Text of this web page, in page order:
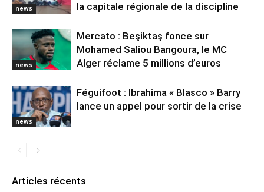
news
la capitale régionale de la discipline
news
Mercato : Beşiktaş fonce sur
Mohamed Saliou Bangoura, le MC
Alger réclame 5 millions d’euros
news
Féguifoot : Ibrahima « Blasco » Barry
lance un appel pour sortir de la crise
Articles récents